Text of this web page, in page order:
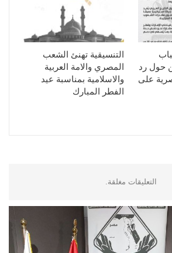
التنسيقية تهنئ الشعب
المصري والامة العربية
والاسلامية بمناسبة عيد
الفطر المبارك
حول رد
على
التعليقات مغلقة.